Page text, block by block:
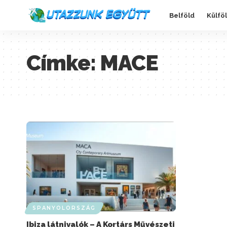
Belföld
Címke: MACE
SPANYOLORSZÁG
Ibiza látnivalók – A Kortárs Művészeti